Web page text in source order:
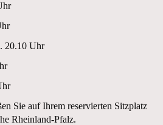
20.10 Uhr
Sie auf Ihrem reservierten Sitzplatz
Rheinland-Pfalz.